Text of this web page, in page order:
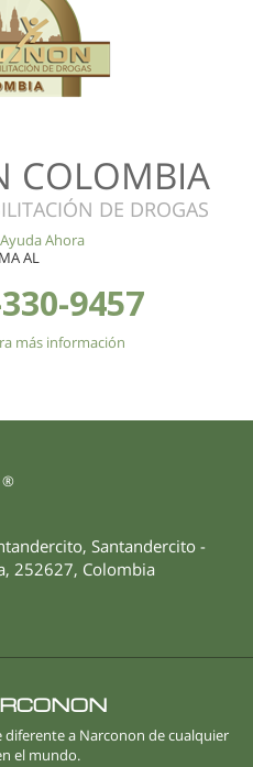
COLOMBIA
DE DROGAS
Ahora
AL
9457
más información
®
, Santandercito -
, 252627, Colombia
diferente a Narconon de cualquier
el mundo.